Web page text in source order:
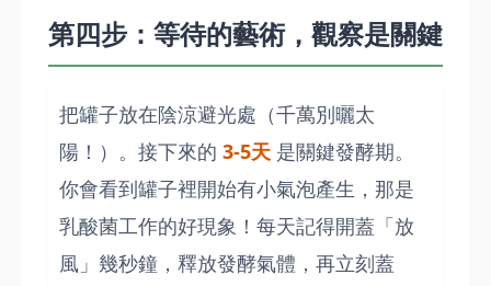
第四步：等待的藝術，觀察是關鍵
把罐子放在陰涼避光處（千萬別曬太
陽！）。接下來的 3-5天 是關鍵發酵期。
你會看到罐子裡開始有小氣泡產生，那是
乳酸菌工作的好現象！每天記得開蓋「放
風」幾秒鐘，釋放發酵氣體，再立刻蓋